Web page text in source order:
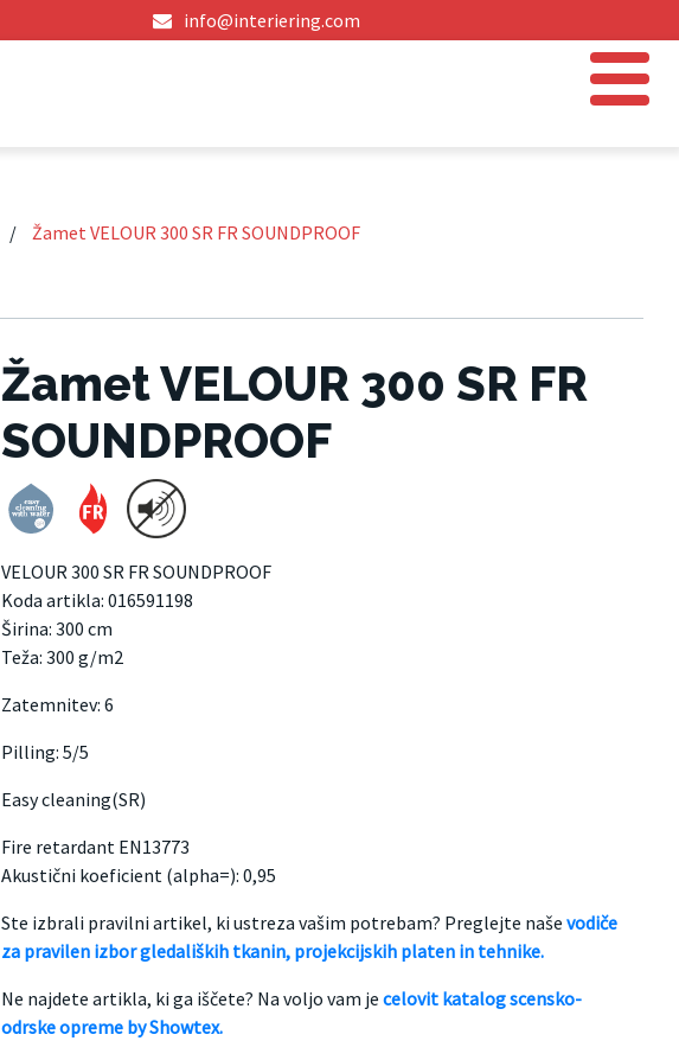
info@interiering.com
/ Žamet VELOUR 300 SR FR SOUNDPROOF
Žamet VELOUR 300 SR FR
SOUNDPROOF
VELOUR 300 SR FR SOUNDPROOF
Koda artikla: 016591198
Širina: 300 cm
Teža: 300 g/m2
Zatemnitev: 6
Pilling: 5/5
Easy cleaning(SR)
Fire retardant EN13773
Akustični koeficient (alpha=): 0,95
Ste izbrali pravilni artikel, ki ustreza vašim potrebam? Preglejte naše vodiče
za pravilen izbor gledaliških tkanin, projekcijskih platen in tehnike.
Ne najdete artikla, ki ga iščete? Na voljo vam je celovit katalog scensko-
odrske opreme by Showtex.